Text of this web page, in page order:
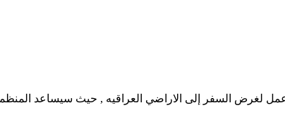
عمل لغرض السفر إلى الاراضي العراقيه , حيث سيساعد